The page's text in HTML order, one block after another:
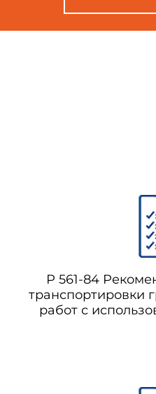
Р 561-84
транспортировки
работ с